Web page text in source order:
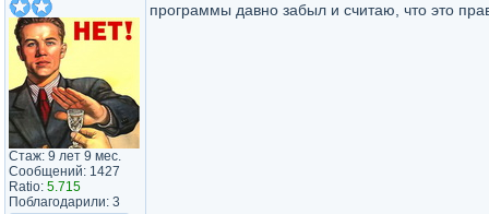
Стаж: 9 лет 9 мес.
Сообщений: 1427
Ratio: 5.715
Поблагодарили: 3
программы давно забыл и считаю, что это